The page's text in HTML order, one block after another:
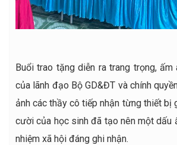
Buổi trao tặng diễn ra trang trọng,
của lãnh đạo Bộ GD&ĐT và chính
ảnh các thầy cô tiếp nhận từng thiết bị
cười của học sinh đã tạo nên một dấu
nhiệm xã hội đáng ghi nhận.